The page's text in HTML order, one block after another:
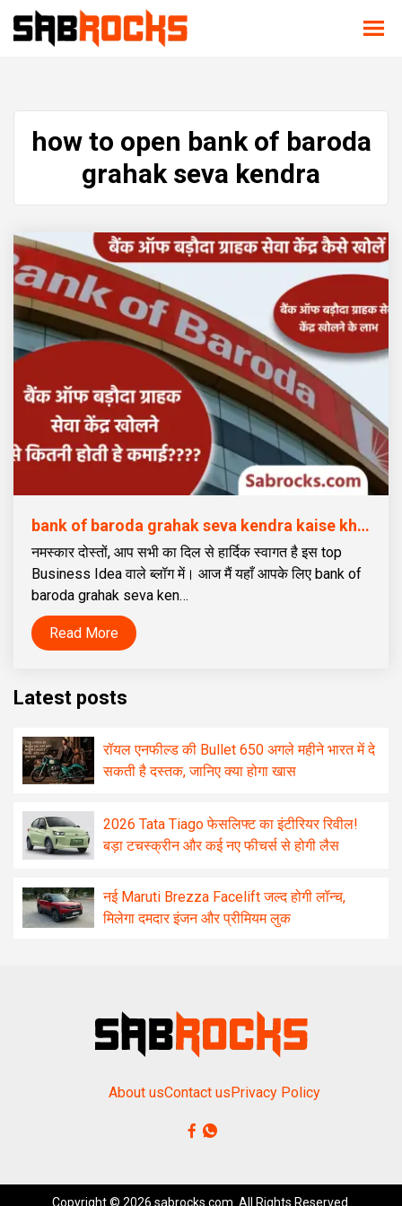
how to open bank of baroda
grahak seva kendra
bank of baroda grahak seva kendra kaise khole | बैंक ऑफ बड़ौदा ग्राहक सेवा केंद्र कैसे खोलें
नमस्कार दोस्तों, आप सभी का दिल से हार्दिक स्वागत है इस top
Business Idea वाले ब्लॉग में। आज मैं यहाँ आपके लिए bank of
baroda grahak seva ken…
Read More
Latest posts
रॉयल एनफील्ड की Bullet 650 अगले महीने भारत में दे
सकती है दस्तक, जानिए क्या होगा खास
2026 Tata Tiago फेसलिफ्ट का इंटीरियर रिवील!
बड़ा टचस्क्रीन और कई नए फीचर्स से होगी लैस
नई Maruti Brezza Facelift जल्द होगी लॉन्च,
मिलेगा दमदार इंजन और प्रीमियम लुक
About usContact usPrivacy Policy
Copyright © 2026 sabrocks.com. All Rights Reserved.